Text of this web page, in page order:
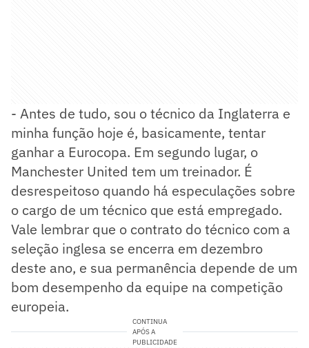
- Antes de tudo, sou o técnico da Inglaterra e
minha função hoje é, basicamente, tentar
ganhar a Eurocopa. Em segundo lugar, o
Manchester United tem um treinador. É
desrespeitoso quando há especulações sobre
o cargo de um técnico que está empregado.
Vale lembrar que o contrato do técnico com a
seleção inglesa se encerra em dezembro
deste ano, e sua permanência depende de um
bom desempenho da equipe na competição
europeia.
CONTINUA
APÓS A
PUBLICIDADE